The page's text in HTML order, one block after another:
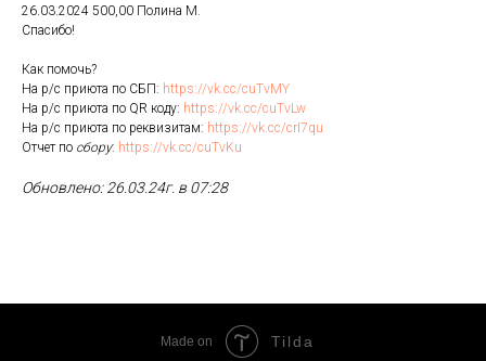
26.03.2024 500,00 Полина М.
Спасибо!
Как помочь?
На р/с приюта по СБП: https://vk.cc/cuTvMY
На р/с приюта по QR коду: https://vk.cc/cuTvLw
На р/с приюта по реквизитам: https://vk.cc/crI7qu
Отчет по сбору: https://vk.cc/cuTvKu
Обновлено: 26.03.24г. в 07:28
Made on Tilda